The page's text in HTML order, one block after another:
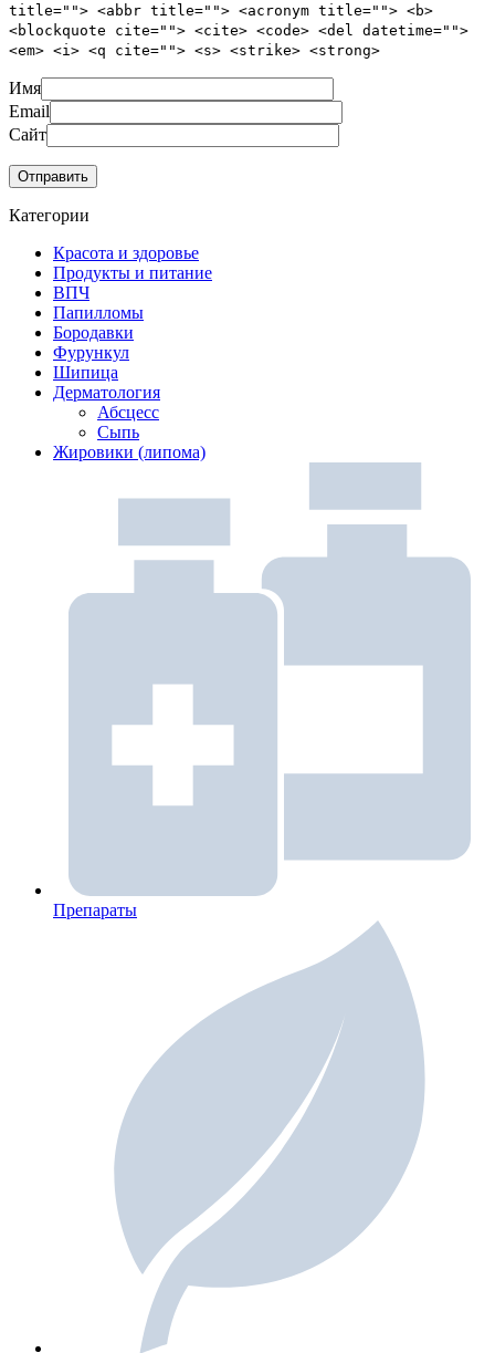
title=""> <abbr title=""> <acronym title=""> <b>
<blockquote cite=""> <cite> <code> <del datetime="">
<em> <i> <q cite=""> <s> <strike> <strong>
Имя
Email
Сайт
Категории
Красота и здоровье
Продукты и питание
ВПЧ
Папилломы
Бородавки
Фурункул
Шипица
Дерматология
Абсцесс
Сыпь
Жировики (липома)
Препараты